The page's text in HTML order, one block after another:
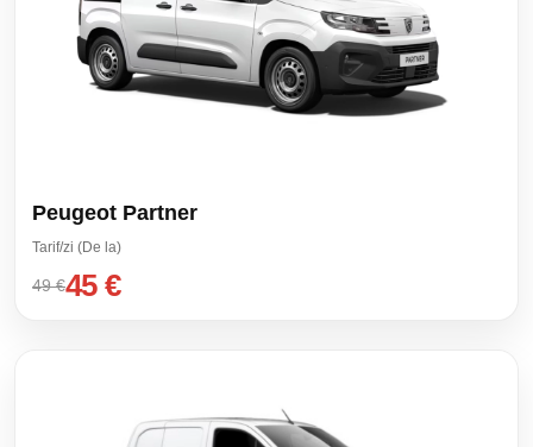
Peugeot Partner
Tarif/zi (De la)
49 €45 €